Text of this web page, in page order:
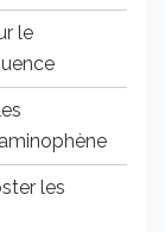
le
les